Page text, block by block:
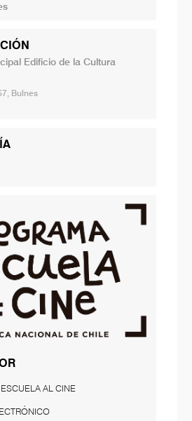
Edificio de la Cultura
Bulnes
AL CINE